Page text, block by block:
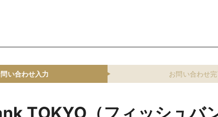
い合わせ入力 お問い合わせ完
TOKYO（フィッシュバ